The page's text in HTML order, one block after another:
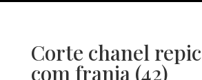
Corte chanel
com franja (42)